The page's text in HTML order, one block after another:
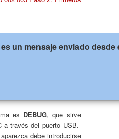
un mensaje enviado desde
es DEBUG, que sirve
a través del puerto USB.
debe introducirse